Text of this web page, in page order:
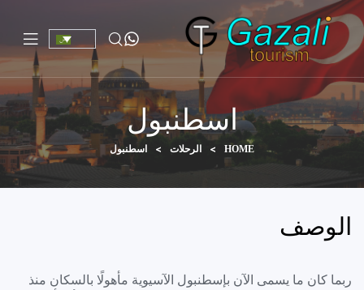
اسطنبول
HOME
> الرحلات > اسطنبول
الوصف
ربما كان ما يسمى الآن بإسطنبول الآسيوية مأهولًا بالسكان منذ